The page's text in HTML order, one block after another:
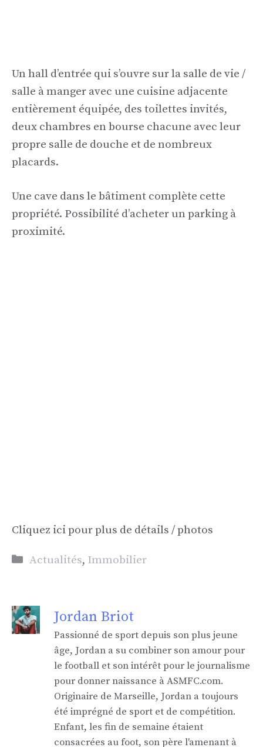
Un hall d’entrée qui s’ouvre sur la salle de vie /
salle à manger avec une cuisine adjacente
entièrement équipée, des toilettes invités,
deux chambres en bourse chacune avec leur
propre salle de douche et de nombreux
placards.
Une cave dans le bâtiment complète cette
propriété. Possibilité d’acheter un parking à
proximité.
Cliquez ici pour plus de détails / photos
Catégories
Actualités, Immobilier
Jordan Briot
Passionné de sport depuis son plus jeune
âge, Jordan a su combiner son amour pour
le football et son intérêt pour le journalisme
pour donner naissance à ASMFC.com.
Originaire de Marseille, Jordan a toujours
été imprégné de sport et de compétition.
Enfant, les fin de semaine étaient
consacrées au foot, son père l'amenant à